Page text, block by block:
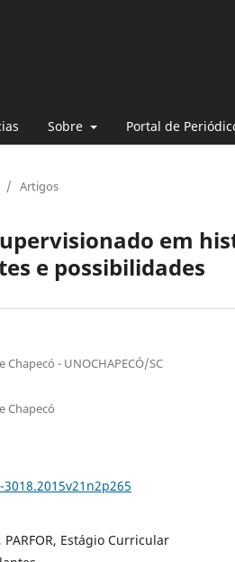
Sobre Portal de
/ Artigos
em
e possibilidades
- UNOCHAPECÓ/SC
Chapecó
Estágio Curricular